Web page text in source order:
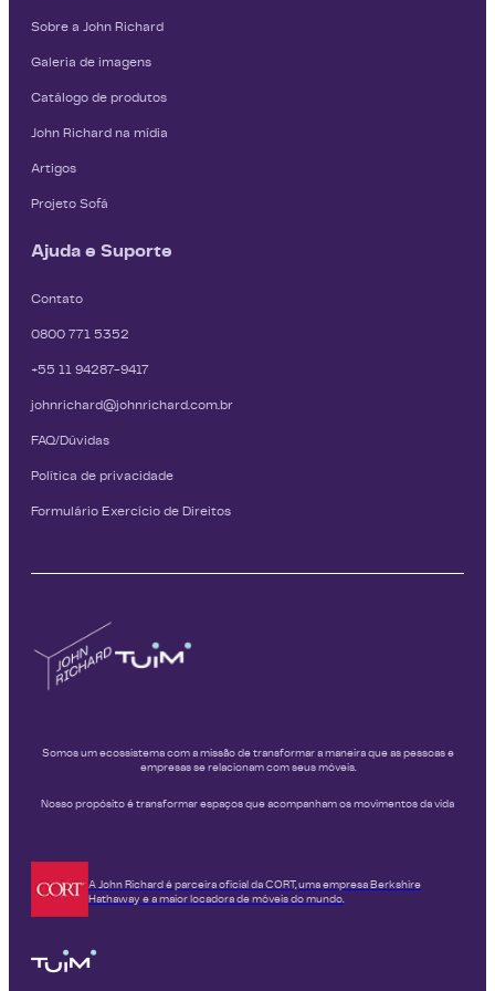
Sobre a John Richard
Galeria de imagens
Catálogo de produtos
John Richard na mídia
Artigos
Projeto Sofá
Ajuda e Suporte
Contato
0800 771 5352
+55 11 94287-9417
johnrichard@johnrichard.com.br
FAQ/Dúvidas
Política de privacidade
Formulário Exercício de Direitos
Somos um ecossistema com a missão de transformar a maneira que as pessoas e
empresas se relacionam com seus móveis.
Nosso propósito é transformar espaços que acompanham os movimentos da vida
A John Richard é parceira oficial da CORT, uma empresa Berkshire
Hathaway e a maior locadora de móveis do mundo.